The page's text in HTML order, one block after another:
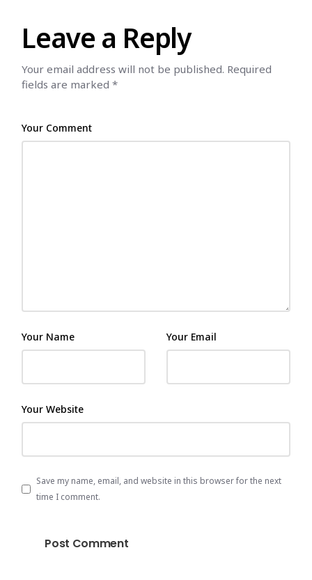
Leave a Reply
Your email address will not be published. Required
fields are marked*
Your Comment
Your Name Your Email
Your Website
Save my name, email, and website in this browser for the next
time I comment.
Post Comment